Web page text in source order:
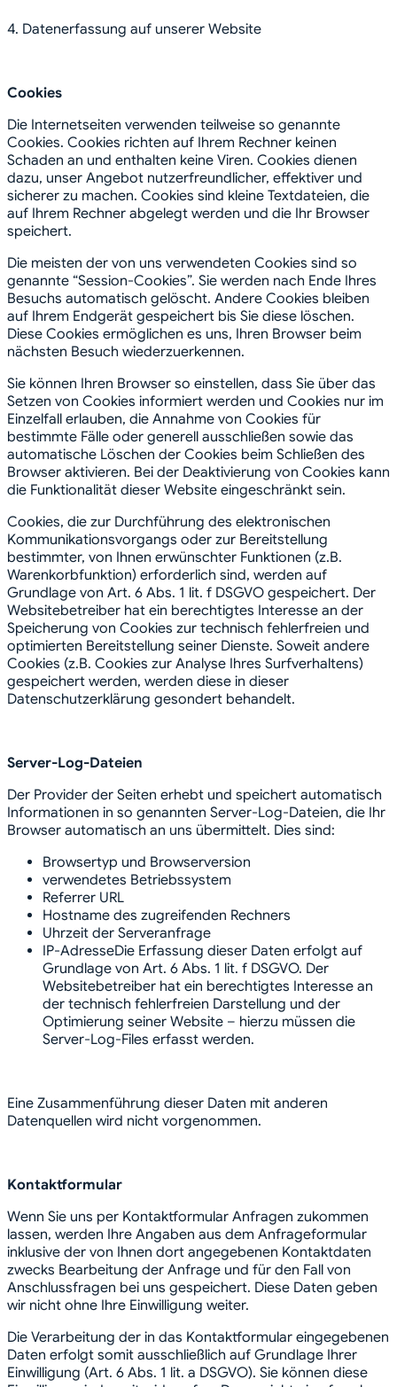
4. Datenerfassung auf unserer Website
Cookies
Die Internetseiten verwenden teilweise so genannte
Cookies. Cookies richten auf Ihrem Rechner keinen
Schaden an und enthalten keine Viren. Cookies dienen
dazu, unser Angebot nutzerfreundlicher, effektiver und
sicherer zu machen. Cookies sind kleine Textdateien, die
auf Ihrem Rechner abgelegt werden und die Ihr Browser
speichert.
Die meisten der von uns verwendeten Cookies sind so
genannte “Session-Cookies”. Sie werden nach Ende Ihres
Besuchs automatisch gelöscht. Andere Cookies bleiben
auf Ihrem Endgerät gespeichert bis Sie diese löschen.
Diese Cookies ermöglichen es uns, Ihren Browser beim
nächsten Besuch wiederzuerkennen.
Sie können Ihren Browser so einstellen, dass Sie über das
Setzen von Cookies informiert werden und Cookies nur im
Einzelfall erlauben, die Annahme von Cookies für
bestimmte Fälle oder generell ausschließen sowie das
automatische Löschen der Cookies beim Schließen des
Browser aktivieren. Bei der Deaktivierung von Cookies kann
die Funktionalität dieser Website eingeschränkt sein.
Cookies, die zur Durchführung des elektronischen
Kommunikationsvorgangs oder zur Bereitstellung
bestimmter, von Ihnen erwünschter Funktionen (z.B.
Warenkorbfunktion) erforderlich sind, werden auf
Grundlage von Art. 6 Abs. 1 lit. f DSGVO gespeichert. Der
Websitebetreiber hat ein berechtigtes Interesse an der
Speicherung von Cookies zur technisch fehlerfreien und
optimierten Bereitstellung seiner Dienste. Soweit andere
Cookies (z.B. Cookies zur Analyse Ihres Surfverhaltens)
gespeichert werden, werden diese in dieser
Datenschutzerklärung gesondert behandelt.
Server-Log-Dateien
Der Provider der Seiten erhebt und speichert automatisch
Informationen in so genannten Server-Log-Dateien, die Ihr
Browser automatisch an uns übermittelt. Dies sind:
Browsertyp und Browserversion
verwendetes Betriebssystem
Referrer URL
Hostname des zugreifenden Rechners
Uhrzeit der Serveranfrage
IP-AdresseDie Erfassung dieser Daten erfolgt auf
Grundlage von Art. 6 Abs. 1 lit. f DSGVO. Der
Websitebetreiber hat ein berechtigtes Interesse an
der technisch fehlerfreien Darstellung und der
Optimierung seiner Website – hierzu müssen die
Server-Log-Files erfasst werden.
Eine Zusammenführung dieser Daten mit anderen
Datenquellen wird nicht vorgenommen.
Kontaktformular
Wenn Sie uns per Kontaktformular Anfragen zukommen
lassen, werden Ihre Angaben aus dem Anfrageformular
inklusive der von Ihnen dort angegebenen Kontaktdaten
zwecks Bearbeitung der Anfrage und für den Fall von
Anschlussfragen bei uns gespeichert. Diese Daten geben
wir nicht ohne Ihre Einwilligung weiter.
Die Verarbeitung der in das Kontaktformular eingegebenen
Daten erfolgt somit ausschließlich auf Grundlage Ihrer
Einwilligung (Art. 6 Abs. 1 lit. a DSGVO). Sie können diese